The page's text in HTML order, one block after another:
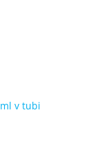
ml v tubi